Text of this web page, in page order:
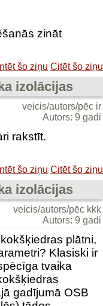
zināt
šo ziņu Citēt šo ziņu
izolācijas
veicis/autors/pēc ir
Autors: 9 gadi
rakstīt.
šo ziņu Citēt šo ziņu
izolācijas
veicis/autors/pēc kkk
Autors: 9 gadi
plātni,
Klasiski ir
tvaika
gadījumā OSB